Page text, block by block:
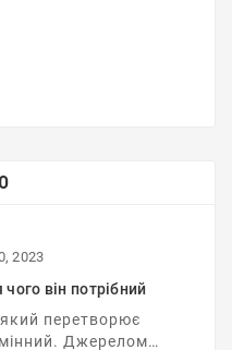
2023
він потрібний
який перетворює
Джерелом